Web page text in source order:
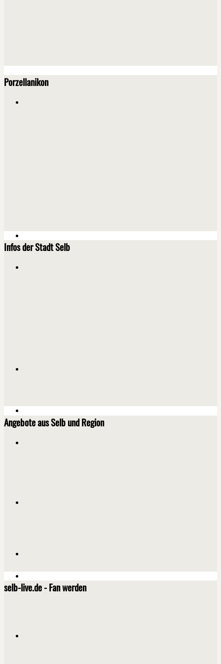
Porzellanikon
Infos der Stadt Selb
Angebote aus Selb und Region
selb-live.de - Fan werden